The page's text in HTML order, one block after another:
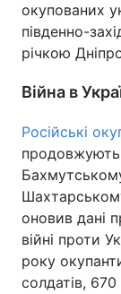
окупованих
південно-
річкою
Війна в
Російські
оновив дані
війні проти
року
солдатів, 670